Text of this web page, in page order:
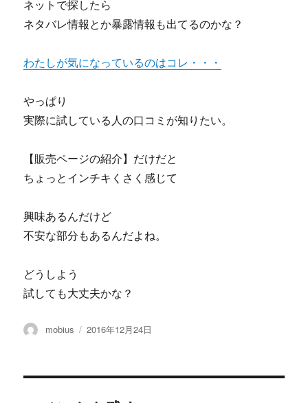
ネットで探したら
ネタバレ情報とか暴露情報も出てるのかな？
わたしが気になっているのはコレ・・・
やっぱり
実際に試している人の口コミが知りたい。
【販売ページの紹介】だけだと
ちょっとインチキくさく感じて
興味あるんだけど
不安な部分もあるんだよね。
どうしよう
試しても大丈夫かな？
投
mobius
投
2016年12月24日